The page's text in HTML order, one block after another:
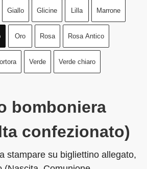
Giallo Glicine Lilla Marrone
Oro Rosa Rosa Antico
Verde Verde chiaro
bomboniera
confezionato)
stampare su bigliettino allegato,